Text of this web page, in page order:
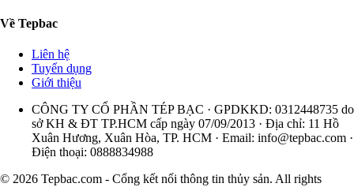
Về Tepbac
Liên hệ
Tuyển dụng
Giới thiệu
CÔNG TY CỔ PHẦN TÉP BẠC · GPDKKD: 0312448735 do
sở KH & ĐT TP.HCM cấp ngày 07/09/2013 · Địa chỉ: 11 Hồ
Xuân Hương, Xuân Hòa, TP. HCM · Email: info@tepbac.com ·
Điện thoại: 0888834988
© 2026 Tepbac.com - Cổng kết nối thông tin thủy sản. All rights